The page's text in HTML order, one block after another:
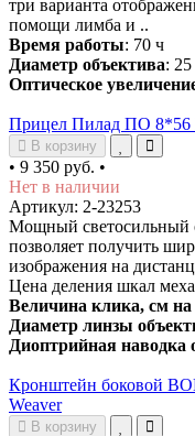
три варианта
помощи лимба и ..
Время работы: 70 ч
Диаметр объектива:
Оптическое
Прицел Пилад ПО 8*56
В корзину
• 9 350 руб. •
Нет в наличии
Артикул: 2-23253
Мощный светосильный
позволяет получить
изображения на
Цена деления шкал
Величина клика, см
Диаметр линзы
Диоптрийная наводка
Кронштейн боковой
Weaver
В корзину